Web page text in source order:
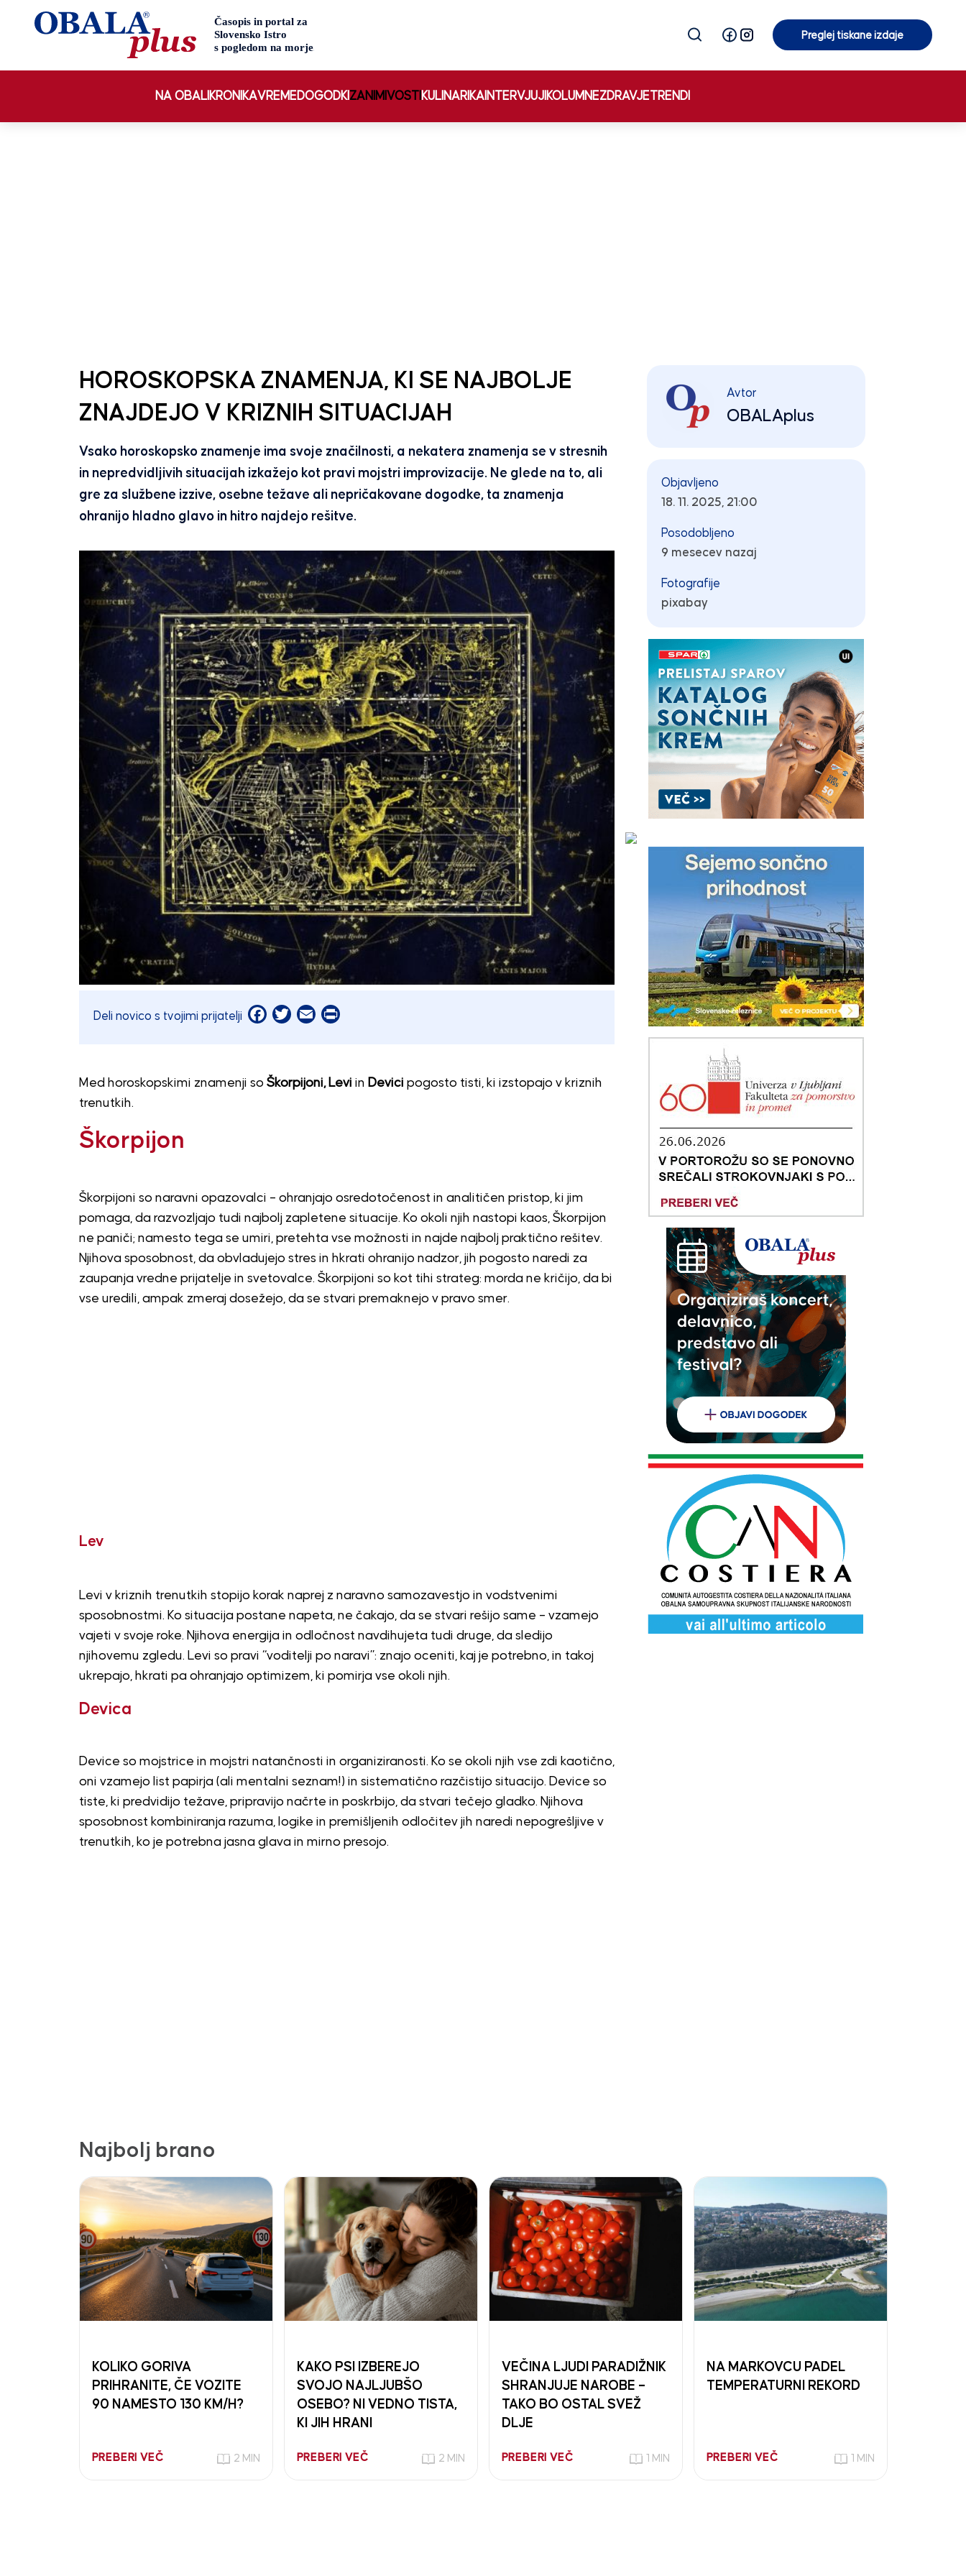
Preglej tiskane izdaje
NA OBALI KRONIKAVREMEDOGODKIZANIMIVOSTI KULINARIKA INTERVJUJI KOLUMNEZDRAVJETRENDI
HOROSKOPSKA ZNAMENJA, KI SE NAJBOLJE
ZNAJDEJO V KRIZNIH SITUACIJAH
Vsako horoskopsko znamenje ima svoje značilnosti, a nekatera znamenja se v stresnih
in nepredvidljivih situacijah izkažejo kot pravi mojstri improvizacije. Ne glede na to, ali
gre za službene izzive, osebne težave ali nepričakovane dogodke, ta znamenja
ohranijo hladno glavo in hitro najdejo rešitve.
Deli novico s tvojimi prijatelji Facebook
Twitter
EmailPrint
Med horoskopskimi znamenji so Škorpijoni, Levi in Devici pogosto tisti, ki izstopajo v kriznih
trenutkih.
Škorpijon
Škorpijoni so naravni opazovalci – ohranjajo osredotočenost in analitičen pristop, ki jim
pomaga, da razvozljajo tudi najbolj zapletene situacije. Ko okoli njih nastopi kaos, Škorpijon
ne paniči; namesto tega se umiri, pretehta vse možnosti in najde najbolj praktično rešitev.
Njihova sposobnost, da obvladujejo stres in hkrati ohranijo nadzor, jih pogosto naredi za
zaupanja vredne prijatelje in svetovalce. Škorpijoni so kot tihi strateg: morda ne kričijo, da bi
vse uredili, ampak zmeraj dosežejo, da se stvari premaknejo v pravo smer.
Lev
Levi v kriznih trenutkih stopijo korak naprej z naravno samozavestjo in vodstvenimi
sposobnostmi. Ko situacija postane napeta, ne čakajo, da se stvari rešijo same – vzamejo
vajeti v svoje roke. Njihova energija in odločnost navdihujeta tudi druge, da sledijo
njihovemu zgledu. Levi so pravi “voditelji po naravi”: znajo oceniti, kaj je potrebno, in takoj
ukrepajo, hkrati pa ohranjajo optimizem, ki pomirja vse okoli njih.
Devica
Device so mojstrice in mojstri natančnosti in organiziranosti. Ko se okoli njih vse zdi kaotično,
oni vzamejo list papirja (ali mentalni seznam!) in sistematično razčistijo situacijo. Device so
tiste, ki predvidijo težave, pripravijo načrte in poskrbijo, da stvari tečejo gladko. Njihova
sposobnost kombiniranja razuma, logike in premišljenih odločitev jih naredi nepogrešljive v
trenutkih, ko je potrebna jasna glava in mirno presojo.
Avtor
OBALAplus
Objavljeno
18. 11. 2025, 21:00
Posodobljeno
9 mesecev nazaj
Fotografije
pixabay
Najbolj brano
KOLIKO GORIVA
PRIHRANITE, ČE VOZITE
90 NAMESTO 130 KM/H?
PREBERI VEČ 2 MIN
KAKO PSI IZBEREJO
SVOJO NAJLJUBŠO
OSEBO? NI VEDNO TISTA,
KI JIH HRANI
PREBERI VEČ 2 MIN
VEČINA LJUDI PARADIŽNIK
SHRANJUJE NAROBE –
TAKO BO OSTAL SVEŽ
DLJE
PREBERI VEČ 1 MIN
NA MARKOVCU PADEL
TEMPERATURNI REKORD
PREBERI VEČ 1 MIN